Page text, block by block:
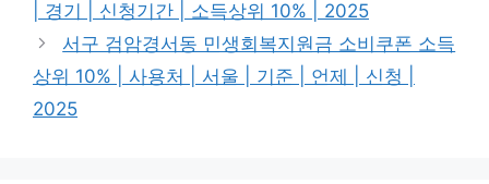
| 경기 | 신청기간 | 소득상위 10% | 2025
서구 검암경서동 민생회복지원금 소비쿠폰 소득
상위 10% | 사용처 | 서울 | 기준 | 언제 | 신청 |
2025